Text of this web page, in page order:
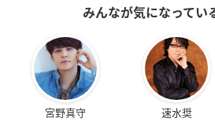
みんなが気になってい
宮野真守 速水奨